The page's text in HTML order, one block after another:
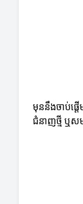
មុននឹងចាប់ផ្
ជំនាញថ្មី ឬសម